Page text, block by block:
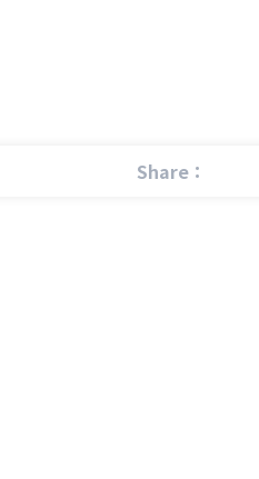
Share：